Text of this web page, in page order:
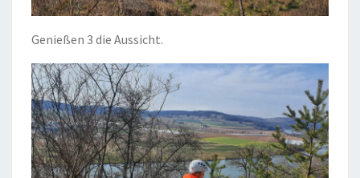
Genießen 3 die Aussicht.